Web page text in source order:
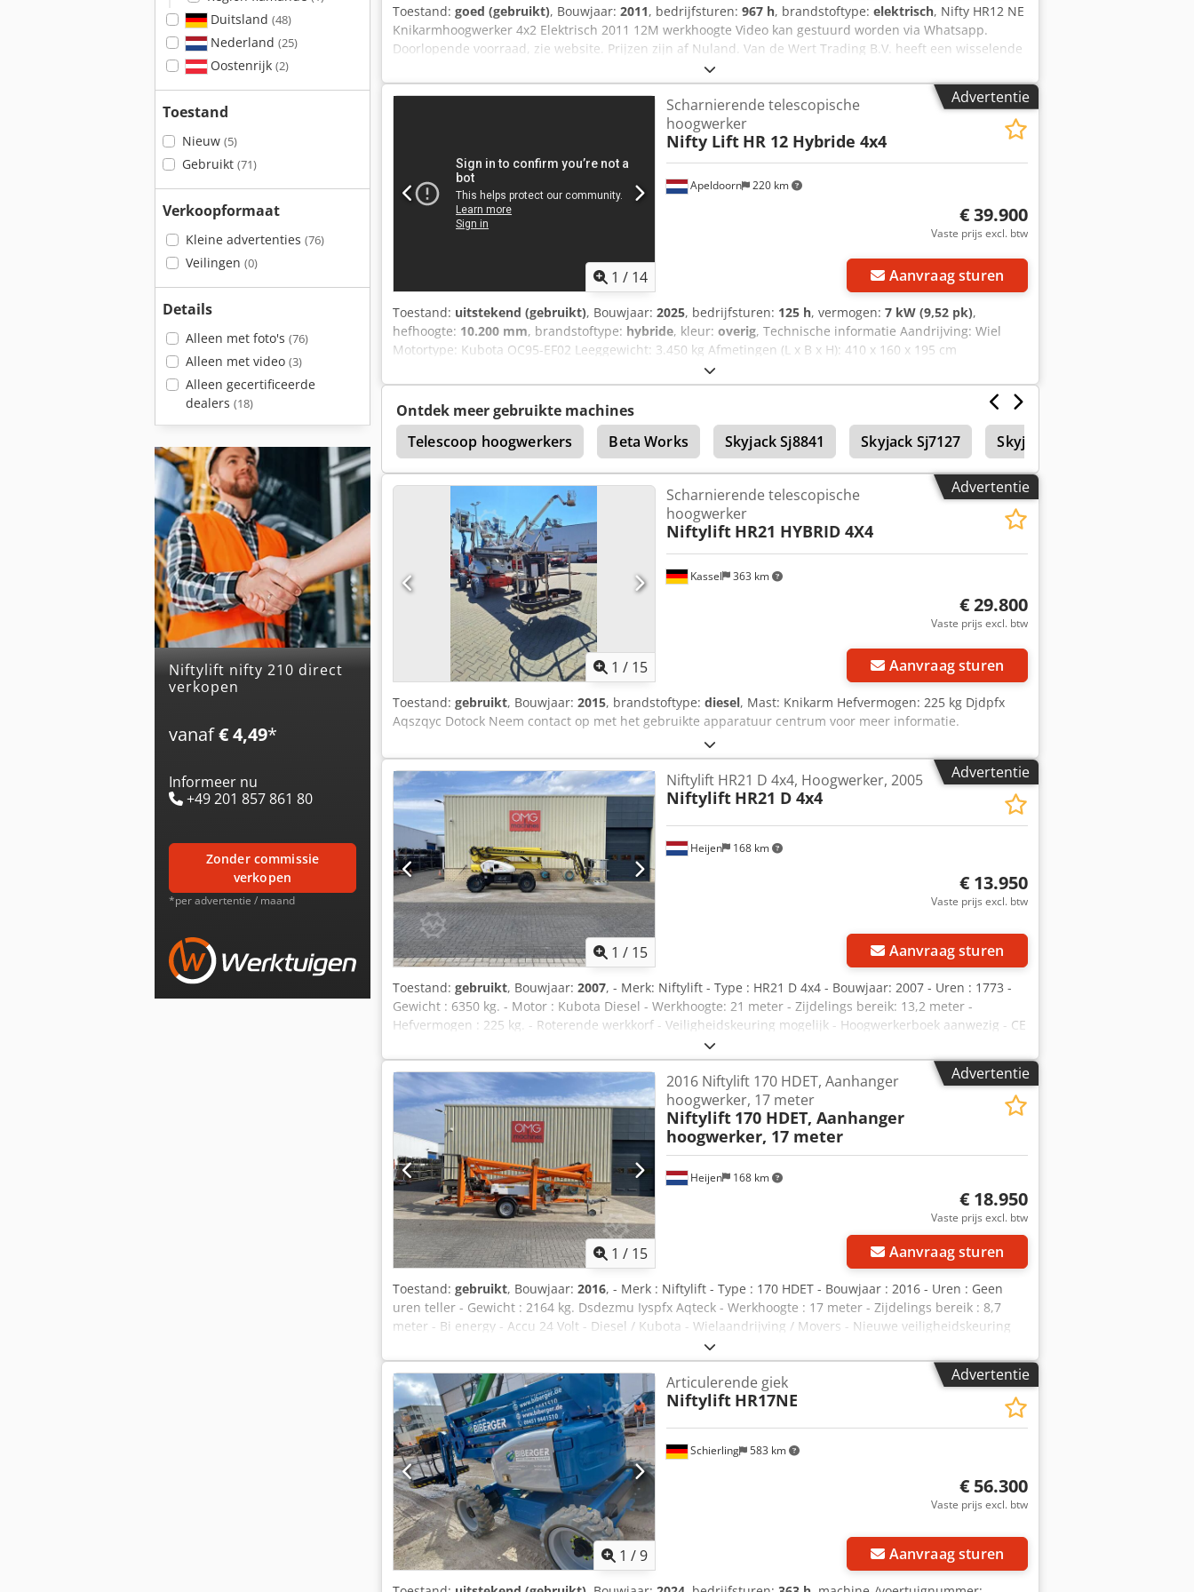
Duitsland (48)
Nederland (25)
Oostenrijk (2)
Toestand
Nieuw (5)
Gebruikt (71)
Verkoopformaat
Kleine advertenties (76)
Veilingen (0)
Details
Alleen met foto's (76)
Alleen met video (3)
Alleen gecertificeerde
dealers (18)
niftylift nifty 210 direct
verkopen
vanaf€ 4,49*
Informeer nu
+49 201 857 861 80
zonder commissie
verkopen
*per advertentie / maand
Toestand: goed (gebruikt), Bouwjaar: 2011, bedrijfsturen: 967 h, brandstoftype: elektrisch, Nifty HR12 NE
Knikarmhoogwerker 4x2 Elektrisch 2011 12M werkhoogte Video kan gestuurd worden via Whatsapp.
Doorlopende voorraad, zie website. Prijzen zijn af Nuland. Van de Wert Trading B.V. heeft een wisselende
voorraad van machines, truck, trailers en aanbouwdelen. Al onze leveringen zijn tegen handelsprijzen in
AS-IS condities zonder garanties. (zie onze algemene voorwaarden) Voor een bezichtiging en/of proefrit
kunt u vrijblijvend een afspraak maken. Bel even vooraf wij zijn niet constant aanwezig. Dedpfxszqhlmo
Aqteck Van de Wert Trading B.V. Bedrijfsstraat 3 5391 LR Nuland
Advertentie
1 / 14
Apeldoorn 220 km
Scharnierende telescopische
hoogwerker
Nifty Lift HR 12 Hybride 4x4
€ 39.900
Vaste prijs excl. btw
Aanvraag sturen
Toestand: uitstekend (gebruikt), Bouwjaar: 2025, bedrijfsturen: 125 h, vermogen: 7 kW (9,52 pk),
hefhoogte: 10.200 mm, brandstoftype: hybride, kleur: overig, Technische informatie Aandrijving: Wiel
Motortype: Kubota OC95-EF02 Leeggewicht: 3.450 kg Afmetingen (L x B x H): 410 x 160 x 195 cm
Functioneel Mast: Zwenkarm Hefcapaciteit: 227 kg Werkhoogte: 1.210 cm Maximale reikwijdte: 640 cm CE-
markering: ja Staat Dedpszq T Dhjfx Aqteck Technische staat: zeer goed Optische staat: zeer goed =
Verdere opties en accessoires = - Niet-markerende banden = Opmerkingen = Aandrijflijn Emissieniveau:
Stage V / Tier V Algemeen Productieland: Engeland Nederlands keuringsboek voor hoogwerkers, UVV
geldig tot 02-2027, hybride aandrijving met dieselmotor of accu, slijtvaste banden.
Ontdek meer gebruikte machines
Telescoop hoogwerkers
Beta Works Skyjack Sj8841 Skyjack Sj7127 Skyjack Sj8831
Advertentie
1 / 15
Kassel 363 km
Scharnierende telescopische
hoogwerker
Niftylift HR21 HYBRID 4X4
€ 29.800
Vaste prijs excl. btw
Aanvraag sturen
Toestand: gebruikt, Bouwjaar: 2015, brandstoftype: diesel, Mast: Knikarm Hefvermogen: 225 kg Djdpfx
Aqszqyc Dotock Neem contact op met het gebruikte apparatuur centrum voor meer informatie.
Advertentie
1 / 15
Heijen 168 km
Niftylift HR21 D 4x4, Hoogwerker, 2005
Niftylift HR21 D 4x4
€ 13.950
Vaste prijs excl. btw
Aanvraag sturen
Toestand: gebruikt, Bouwjaar: 2007, - Merk: Niftylift - Type : HR21 D 4x4 - Bouwjaar: 2007 - Uren : 1773 -
Gewicht : 6350 kg. - Motor : Kubota Diesel - Werkhoogte: 21 meter - Zijdelings bereik: 13,2 meter -
Hefvermogen : 225 kg. - Roterende werkkorf - Veiligheidskeuring mogelijk - Hoogwerkerboek aanwezig - CE
document aanwezig - Inruil en transport mogelijk Dedpfx Aozmu Ugeqtock * Merk: Niftylift * Type: HR21 D
4x4 * Bouwjaar: 2007 * Uren: 1773 * Gewicht: 6350 kg. * Motor: Kubota Diesel * Werkhoogte: 21 meter *
Zijdelings bereik: 13,2 meter * Hefvermogen: 225 kg.
Advertentie
1 / 15
Heijen 168 km
2016 Niftylift 170 HDET, Aanhanger
hoogwerker, 17 meter
Niftylift 170 HDET, Aanhanger
hoogwerker, 17 meter
€ 18.950
Vaste prijs excl. btw
Aanvraag sturen
Toestand: gebruikt, Bouwjaar: 2016, - Merk : Niftylift - Type : 170 HDET - Bouwjaar : 2016 - Uren : Geen
uren teller - Gewicht : 2164 kg. Dsdezmu Iyspfx Aqteck - Werkhoogte : 17 meter - Zijdelings bereik : 8,7
meter - Bi energy - Accu 24 Volt - Diesel / Kubota - Wielaandrijving / Movers - Nieuwe veiligheidskeuring
mogelijk - Hoogwerkerboek aanwezig - CE document aanwezig - Video op onze website - Inruil en
transport mogelijk * Merk: Niftylift * Uren: Geen uren teller * Werkhoogte: 17 meter * Zijdelings bereik:
8,7 meter Hoogwerkerboek: Ja CE document: Ja * Type: 170 HDET * Bouwjaar: 2016
Onderhoudsgeschiedenis: Ja * Gewicht: 2164 kg. Video op website: Ja
Advertentie
1 /9
Schierling 583 km
Articulerende giek
Niftylift HR17NE
€ 56.300
Vaste prijs excl. btw
Aanvraag sturen